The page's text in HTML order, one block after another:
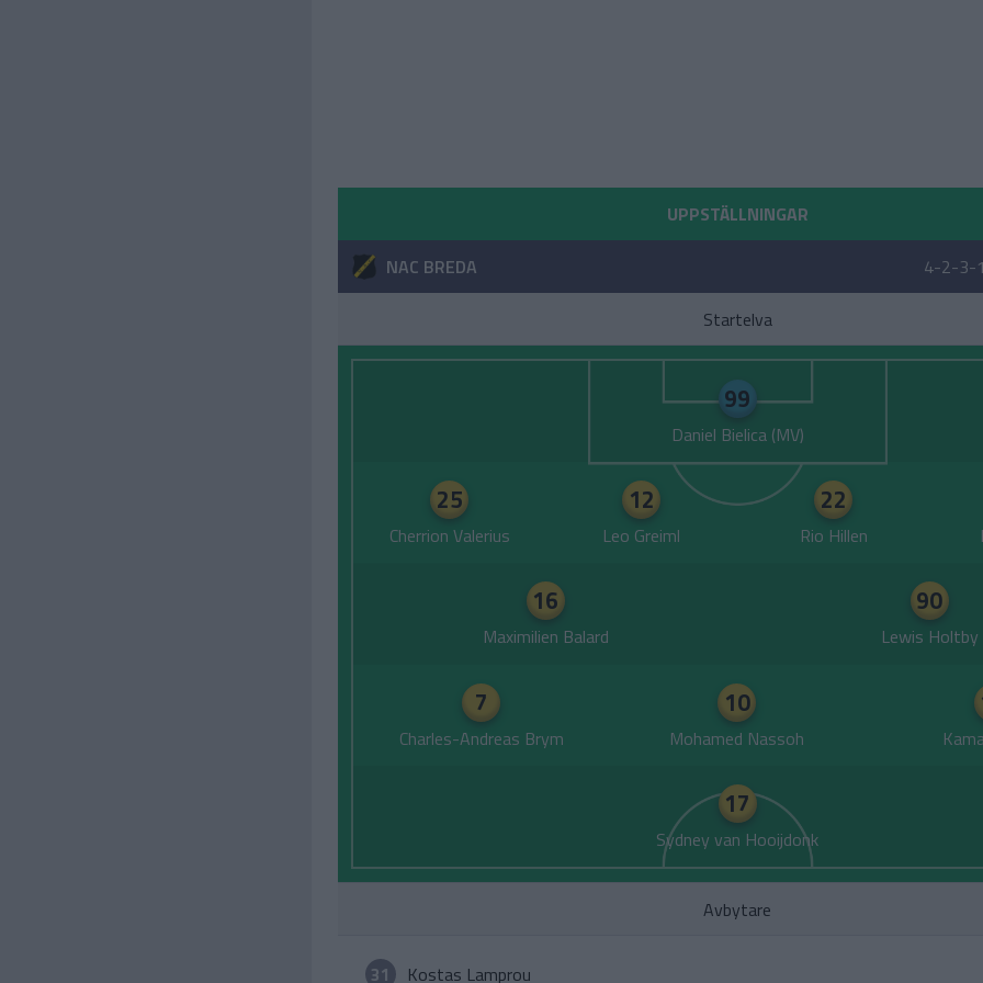
UPPSTÄLLNINGAR
NAC BREDA
4-2-3-1
Startelva
99
Daniel Bielica
25
Cherrion Valerius
12
Leo Greiml
22
Rio Hillen
16
Maximilien Balard
90
Lewis Holtby
7
Charles-Andreas Brym
10
Mohamed Nassoh
17
Sydney van Hooijdonk
Avbytare
31 Kostas Lamprou